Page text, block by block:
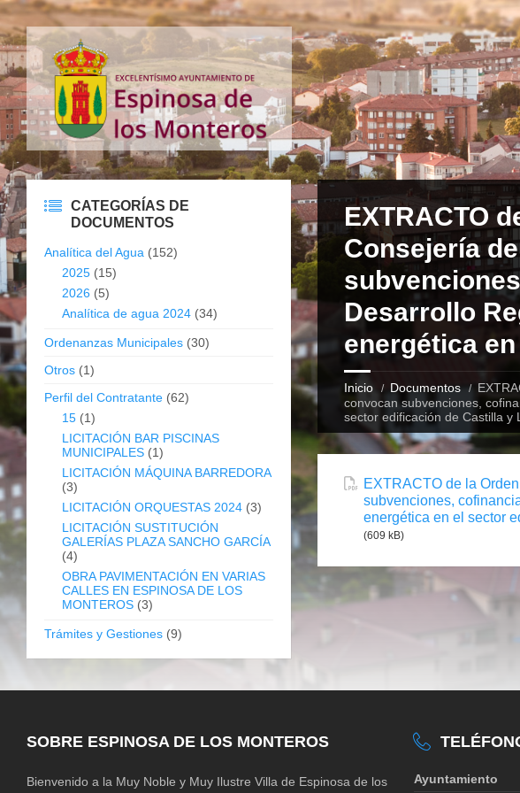
EXTRACTO
Consejería
Desarrollo
energética
Inicio Documentos
convocan subvenciones,
sector edificación de Castilla y
EXTRACTO de la
subvenciones,
energética en el sector
(609 kB)
CATEGORÍAS DE
DOCUMENTOS
Analítica del Agua (152)
2025 (15)
2026 (5)
Analítica de agua 2024 (34)
Ordenanzas Municipales (30)
Otros (1)
Perfil del Contratante (62)
15 (1)
LICITACIÓN BAR PISCINAS
MUNICIPALES (1)
LICITACIÓN MÁQUINA BARREDORA
(3)
LICITACIÓN ORQUESTAS 2024 (3)
LICITACIÓN SUSTITUCIÓN
GALERÍAS PLAZA SANCHO GARCÍA
(4)
OBRA PAVIMENTACIÓN EN VARIAS
CALLES EN ESPINOSA DE LOS
MONTEROS (3)
Trámites y Gestiones (9)
SOBRE ESPINOSA DE LOS MONTEROS
Bienvenido a la Muy Noble y Muy Ilustre Villa de Espinosa de los
Ayuntamiento